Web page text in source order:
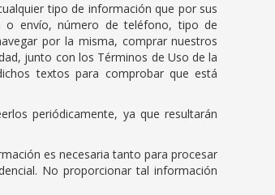
tipo de información que por sus
o envío, número de teléfono, tipo de
por la misma, comprar nuestros
junto con los Términos de Uso de la
textos para comprobar que está
periódicamente, ya que resultarán
es necesaria tanto para procesar
No proporcionar tal información